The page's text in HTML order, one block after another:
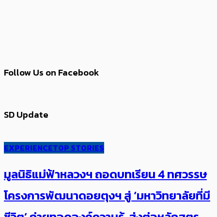
Follow Us on Facebook
SD Update
EXPERIENCETOP STORIES
มูลนิธิแม่ฟ้าหลวงฯ ถอดบทเรียน 4 ทศวรรษ
โครงการพัฒนาดอยตุงฯ สู่ ‘มหาวิทยาลัยที่มี